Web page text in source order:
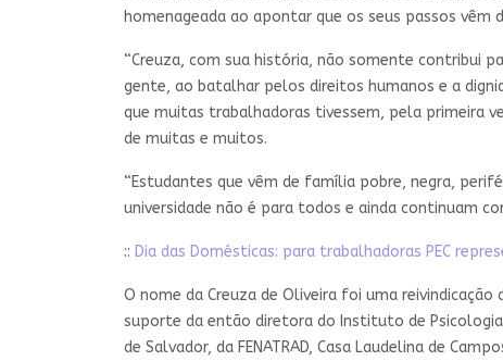
homenageada ao apontar que os seus passos vêm
“Creuza, com sua história, não somente contribui
gente, ao batalhar pelos direitos humanos e a
que muitas trabalhadoras tivessem, pela primeira
de muitas e muitos.
“Estudantes que vêm de família pobre, negra,
universidade não é para todos e ainda continuam
:: Dia das Domésticas: para trabalhadoras PEC
O nome da Creuza de Oliveira foi uma
suporte da então diretora do Instituto de
de Salvador, da FENATRAD, Casa Laudelina de